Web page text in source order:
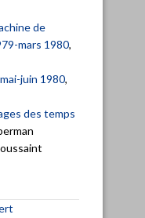
de
mars 1980,
juin 1980,
des temps